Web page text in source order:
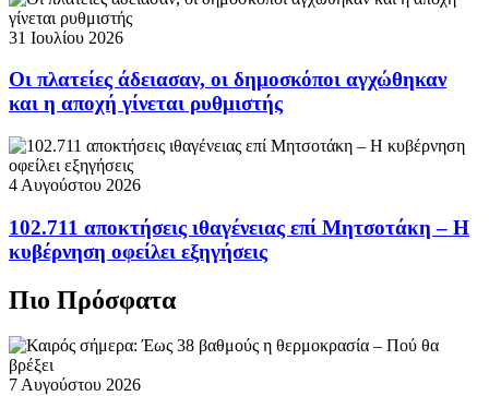
31 Ιουλίου 2026
Οι πλατείες άδειασαν, οι δημοσκόποι αγχώθηκαν
και η αποχή γίνεται ρυθμιστής
4 Αυγούστου 2026
102.711 αποκτήσεις ιθαγένειας επί Μητσοτάκη – Η
κυβέρνηση οφείλει εξηγήσεις
Πιο Πρόσφατα
7 Αυγούστου 2026